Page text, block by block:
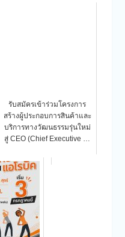
รับสมัครเข้าร่วมโครงการ
สร้างผู้ประกอบการสินค้าและ
บริการทางวัฒนธรรมรุ่นใหม่
สู่ CEO (Chief Executive …